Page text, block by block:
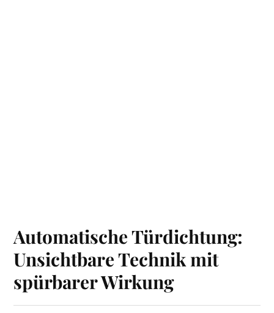
Automatische Türdichtung:
Unsichtbare Technik mit
spürbarer Wirkung